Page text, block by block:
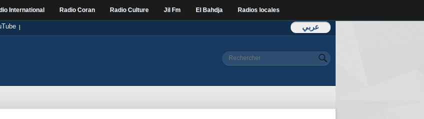
International Radio Coran Radio Culture Jil Fm El Bahdja Radios locales
عربي
Formulaire de
Rechercher